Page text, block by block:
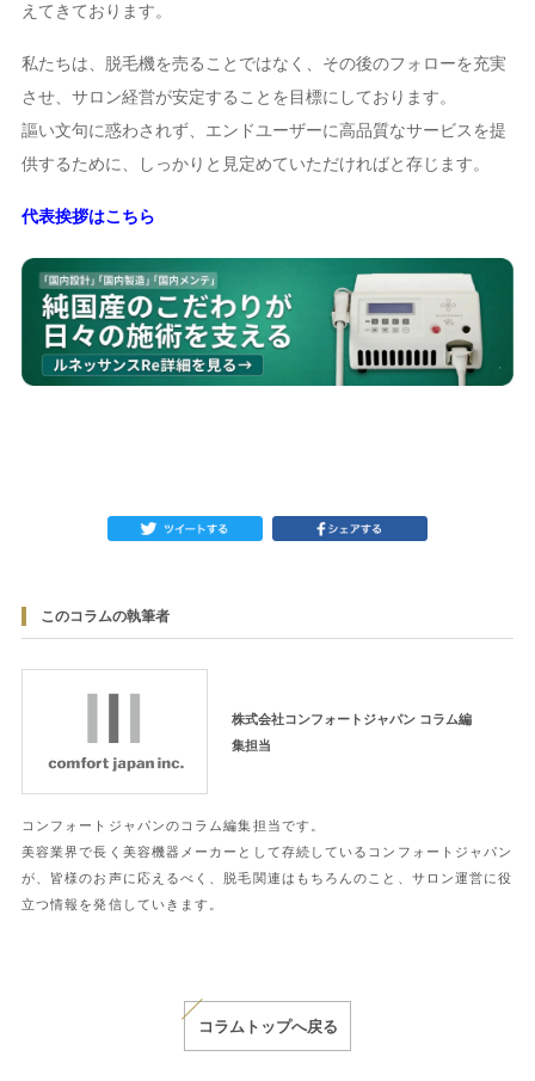
えてきております。
私たちは、脱毛機を売ることではなく、その後のフォローを充実
させ、サロン経営が安定することを目標にしております。
謳い文句に惑わされず、エンドユーザーに高品質なサービスを提
供するために、しっかりと見定めていただければと存じます。
代表挨拶はこちら
このコラムの執筆者
株式会社コンフォートジャパン コラム編
集担当
コンフォートジャパンのコラム編集担当です。
美容業界で長く美容機器メーカーとして存続しているコンフォートジャパン
が、皆様のお声に応えるべく、脱毛関連はもちろんのこと、サロン運営に役
立つ情報を発信していきます。
コラムトップへ戻る